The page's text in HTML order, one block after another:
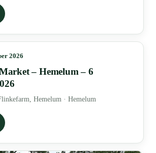
2026
– Hemelum – 6
Hemelum · Hemelum